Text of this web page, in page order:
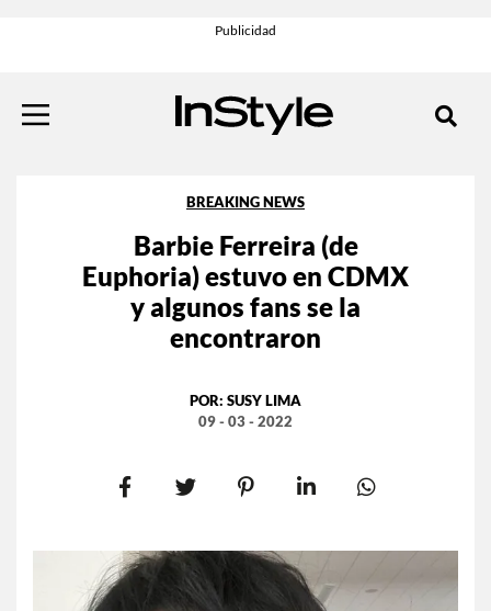
BREAKING NEWS
Barbie Ferreira (de
Euphoria) estuvo en CDMX
y algunos fans se la
encontraron
POR: SUSY LIMA
09 - 03 - 2022